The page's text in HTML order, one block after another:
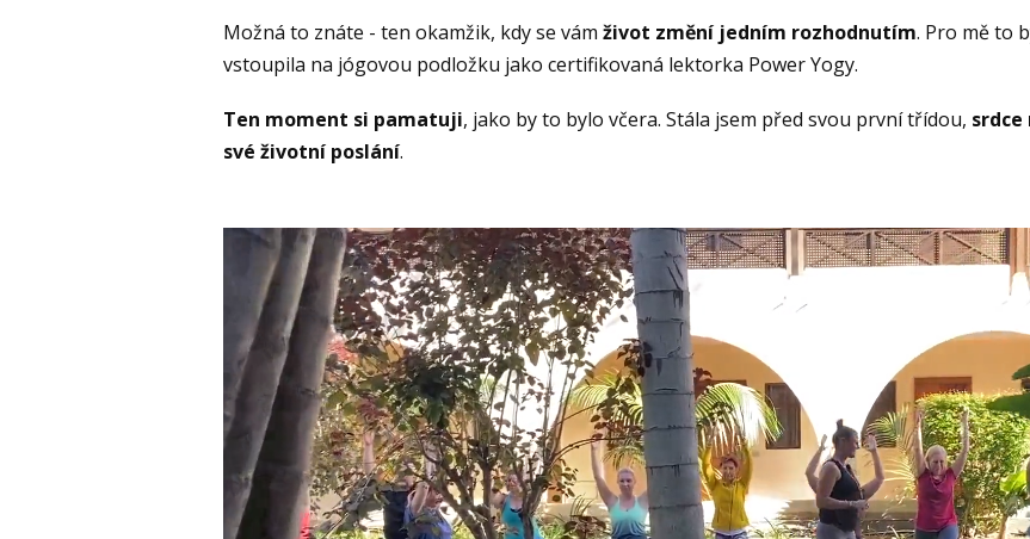
Možná to znáte - ten okamžik, kdy se vám život změní jedním rozhodnutím. Pro mě to
vstoupila na jógovou podložku jako certifikovaná lektorka Power Yogy.
Ten moment si pamatuji, jako by to bylo včera. Stála jsem před svou první třídou,
své životní poslání.
Video
přehrávač